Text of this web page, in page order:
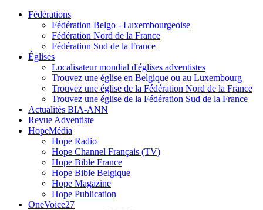
Fédérations
Fédération Belgo - Luxembourgeoise
Fédération Nord de la France
Fédération Sud de la France
Églises
Localisateur mondial d'églises adventistes
Trouvez une église en Belgique ou au Luxembourg
Trouvez une église de la Fédération Nord de la France
Trouvez une église de la Fédération Sud de la France
Actualités BIA-ANN
Revue Adventiste
HopeMédia
Hope Radio
Hope Channel Français (TV)
Hope Bible France
Hope Bible Belgique
Hope Magazine
Hope Publication
OneVoice27